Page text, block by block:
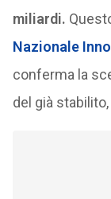
miliardi.
Nazionale
conferma la
del già